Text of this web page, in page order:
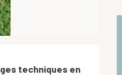
techniques en